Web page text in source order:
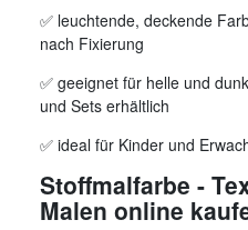
✅ leuchtende, deckende
nach Fixierung
✅ geeignet für helle und
und Sets erhältlich
✅ ideal für Kinder und
Stoffmalfarbe -
Malen online